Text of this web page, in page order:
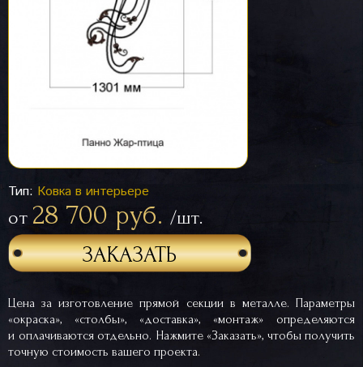
Тип: Ковка в интерьере
от 28 700 руб. /шт.
ЗАКАЗАТЬ
Цена за изготовление прямой секции в металле. Параметры
«окраска», «столбы», «доставка», «монтаж» определяются
и оплачиваются отдельно. Нажмите «Заказать», чтобы получить
точную стоимость вашего проекта.